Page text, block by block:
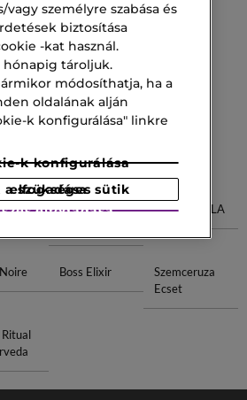
90 Ml
Laurent 90 Ml
Lancôme ALA
Boss Elixir
Szemceruza
Ecset
vagy személyre szabása és
biztosítása
-kat használ.
hónapig tároljuk.
módosíthatja, ha a
oldalának alján
k konfigurálása" linkre
k konfigurálása
Csak a szükséges sütik elfogadása
elfogadása